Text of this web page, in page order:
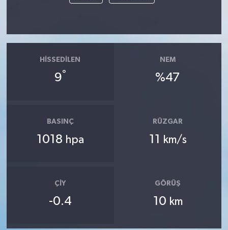
HISSEDILEN
9°
NEM
%47
BASINÇ
1018 hpa
RÜZGAR
11 km/s
ÇIY
-0.4
GÖRÜŞ
10 km